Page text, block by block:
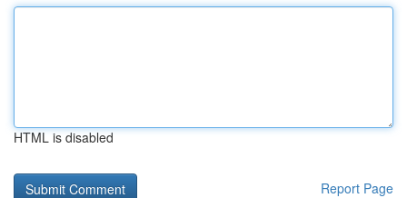
HTML is disabled
Report Page